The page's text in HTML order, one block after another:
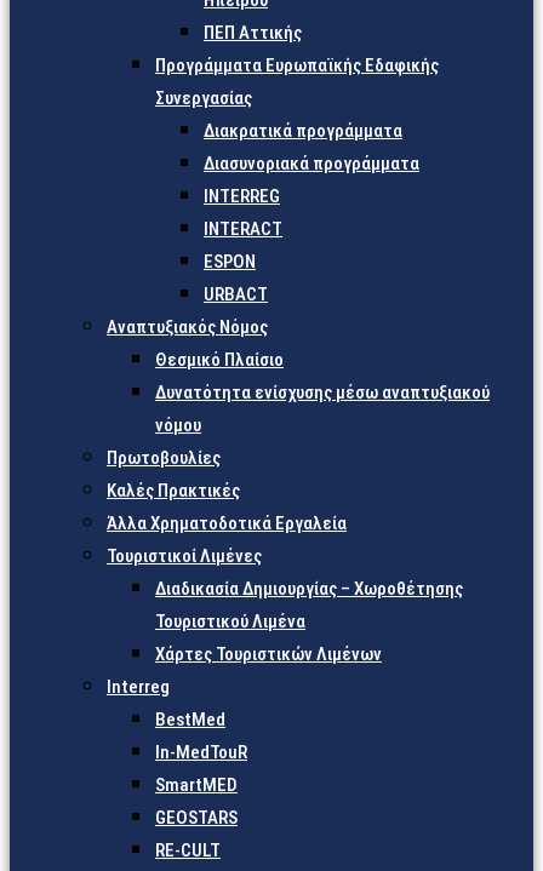
ΠΕΠ Αττικής
Προγράμματα Ευρωπαϊκής Εδαφικής
Συνεργασίας
Διακρατικά προγράμματα
Διασυνοριακά προγράμματα
INTERREG
INTERACT
ESPON
URBACT
Αναπτυξιακός Νόμος
Θεσμικό Πλαίσιο
Δυνατότητα ενίσχυσης μέσω αναπτυξιακού
νόμου
Πρωτοβουλίες
Καλές Πρακτικές
Άλλα Χρηματοδοτικά Εργαλεία
Τουριστικοί Λιμένες
Διαδικασία Δημιουργίας – Χωροθέτησης
Τουριστικού Λιμένα
Χάρτες Τουριστικών Λιμένων
Interreg
BestMed
In-MedTouR
SmartMED
GEOSTARS
RE-CULT